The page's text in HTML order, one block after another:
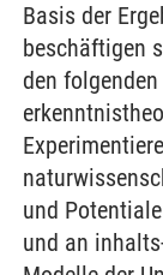
Basis der
beschäftigen
den
und
und an